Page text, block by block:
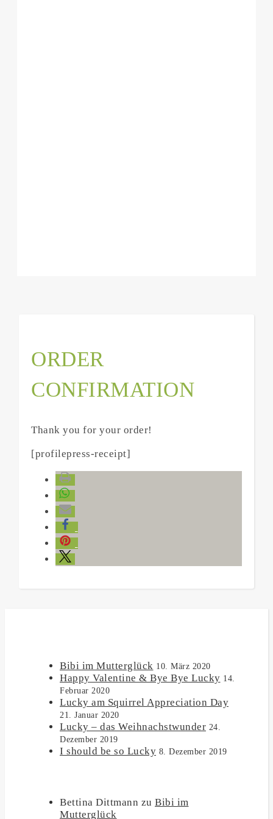
ORDER
CONFIRMATION
Thank you for your order!
[profilepress-receipt]
Bibi im Mutterglück 10. März 2020
Happy Valentine & Bye Bye Lucky 14.
Februar 2020
Lucky am Squirrel Appreciation Day
21. Januar 2020
Lucky – das Weihnachstwunder 24.
Dezember 2019
I should be so Lucky 8. Dezember 2019
Bettina Dittmann zu Bibi im
Mutterglück